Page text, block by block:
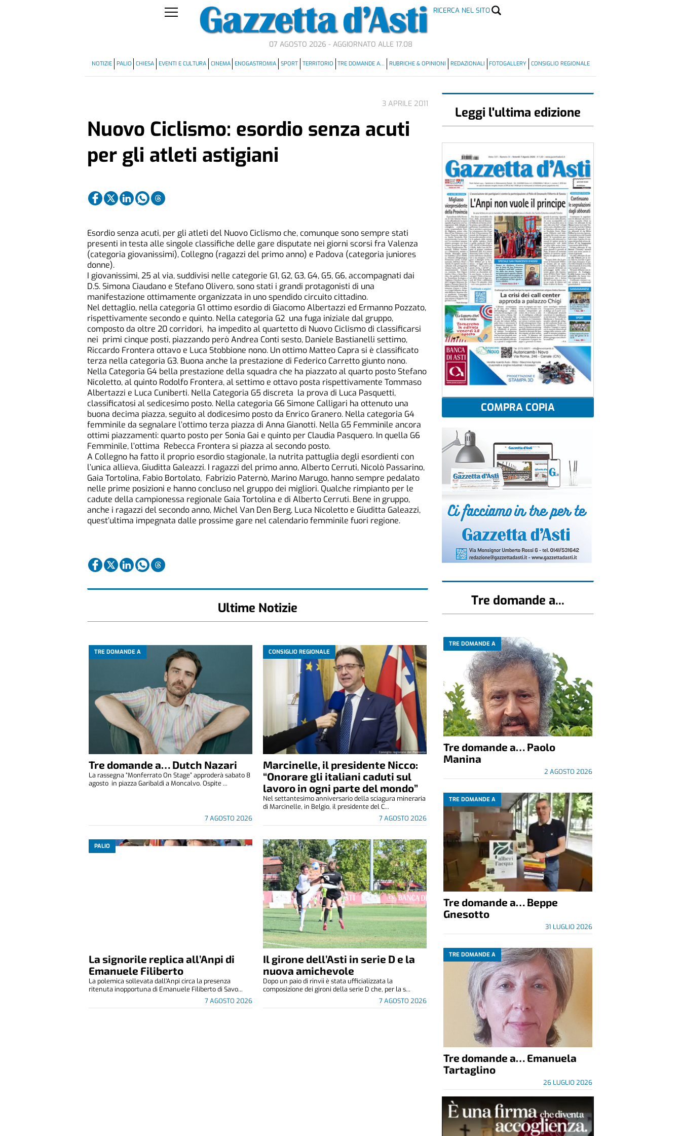
RICERCA NEL SITO
07 AGOSTO 2026 - AGGIORNATO ALLE 17.08
NOTIZIE PALIO CHIESA EVENTI E CULTURA CINEMA ENOGASTROMIA SPORT TERRITORIO TRE DOMANDE A… RUBRICHE & OPINIONI REDAZIONALI FOTOGALLERY CONSIGLIO REGIONALE
3 APRILE 2011
Nuovo Ciclismo: esordio senza acuti
per gli atleti astigiani
Esordio senza acuti, per gli atleti del Nuovo Ciclismo che, comunque sono sempre stati
presenti in testa alle singole classifiche delle gare disputate nei giorni scorsi fra Valenza
(categoria giovanissimi), Collegno (ragazzi del primo anno) e Padova (categoria juniores
donne).
I giovanissimi, 25 al via, suddivisi nelle categorie G1, G2, G3, G4, G5, G6, accompagnati dai
D.S. Simona Ciaudano e Stefano Olivero, sono stati i grandi protagonisti di una
manifestazione ottimamente organizzata in uno spendido circuito cittadino.
Nel dettaglio, nella categoria G1 ottimo esordio di Giacomo Albertazzi ed Ermanno Pozzato,
rispettivamente secondo e quinto. Nella categoria G2 una fuga iniziale dal gruppo,
composto da oltre 20 corridori, ha impedito al quartetto di Nuovo Ciclismo di classificarsi
nei primi cinque posti, piazzando però Andrea Conti sesto, Daniele Bastianelli settimo,
Riccardo Frontera ottavo e Luca Stobbione nono. Un ottimo Matteo Capra si è classificato
terza nella categoria G3. Buona anche la prestazione di Federico Carretto giunto nono.
Nella Categoria G4 bella prestazione della squadra che ha piazzato al quarto posto Stefano
Nicoletto, al quinto Rodolfo Frontera, al settimo e ottavo posta rispettivamente Tommaso
Albertazzi e Luca Cuniberti. Nella Categoria G5 discreta la prova di Luca Pasquetti,
classificatosi al sedicesimo posto. Nella categoria G6 Simone Calligari ha ottenuto una
buona decima piazza, seguito al dodicesimo posto da Enrico Granero. Nella categoria G4
femminile da segnalare l’ottimo terza piazza di Anna Gianotti. Nella G5 Femminile ancora
ottimi piazzamenti: quarto posto per Sonia Gai e quinto per Claudia Pasquero. In quella G6
Femminile, l’ottima Rebecca Frontera si piazza al secondo posto.
A Collegno ha fatto il proprio esordio stagionale, la nutrita pattuglia degli esordienti con
l’unica allieva, Giuditta Galeazzi. I ragazzi del primo anno, Alberto Cerruti, Nicolò Passarino,
Gaia Tortolina, Fabio Bortolato, Fabrizio Paternò, Marino Marugo, hanno sempre pedalato
nelle prime posizioni e hanno concluso nel gruppo dei migliori. Qualche rimpianto per le
cadute della campionessa regionale Gaia Tortolina e di Alberto Cerruti. Bene in gruppo,
anche i ragazzi del secondo anno, Michel Van Den Berg, Luca Nicoletto e Giuditta Galeazzi,
quest’ultima impegnata dalle prossime gare nel calendario femminile fuori regione.
Ultime Notizie
TRE DOMANDE A
Tre domande a… Dutch Nazari
7 AGOSTO 2026
La rassegna “Monferrato On Stage” approderà sabato 8
agosto in piazza Garibaldi a Moncalvo. Ospite ...
CONSIGLIO REGIONALE
Marcinelle, il presidente Nicco:
“Onorare gli italiani caduti sul
lavoro in ogni parte del mondo”
7 AGOSTO 2026
Nel settantesimo anniversario della sciagura mineraria
di Marcinelle, in Belgio, il presidente del C...
PALIO
La signorile replica all’Anpi di
Emanuele Filiberto
7 AGOSTO 2026
La polemica sollevata dall'Anpi circa la presenza
ritenuta inopportuna di Emanuele Filiberto di Savo...
Il girone dell’Asti in serie D e la
nuova amichevole
7 AGOSTO 2026
Dopo un paio di rinvii è stata ufficializzata la
composizione dei gironi della serie D che, per la s...
Leggi l'ultima edizione
COMPRA COPIA
Tre domande a...
TRE DOMANDE A
Tre domande a… Paolo
Manina
2 AGOSTO 2026
TRE DOMANDE A
Tre domande a… Beppe
Gnesotto
31 LUGLIO 2026
TRE DOMANDE A
Tre domande a… Emanuela
Tartaglino
26 LUGLIO 2026